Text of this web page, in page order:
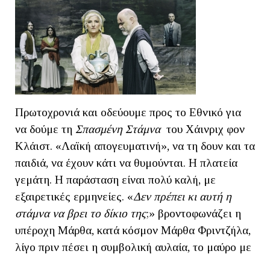
Πρωτοχρονιά και οδεύουμε προς το Εθνικό για
να δούμε τη Σπασμένη Στάμνα του Χάινριχ φον
Κλάιστ. «Λαϊκή απογευματινή», να τη δουν και τα
παιδιά, να έχουν κάτι να θυμούνται. Η πλατεία
γεμάτη. Η παράσταση είναι πολύ καλή, με
εξαιρετικές ερμηνείες. «Δεν πρέπει κι αυτή η
στάμνα να βρει το δίκιο της;» βροντοφωνάζει η
υπέροχη Μάρθα, κατά κόσμον Μάρθα Φριντζήλα,
λίγο πριν πέσει η συμβολική αυλαία, το μαύρο με